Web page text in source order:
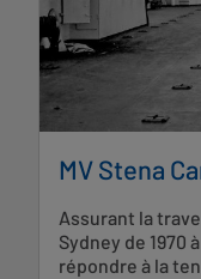
MV Stena
Assurant la
Sydney de 1970
répondre à la